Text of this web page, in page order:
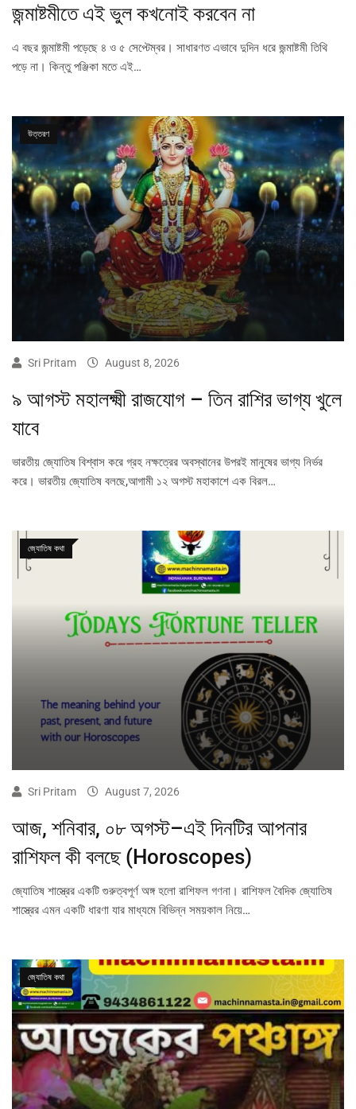
জন্মাষ্টমীতে এই ভুল কখনোই করবেন না
এ বছর জন্মাষ্টমী পড়েছে ৪ ও ৫ সেপ্টেম্বর। সাধারণত এভাবে দুদিন ধরে জন্মাষ্টমী তিথি
পড়ে না। কিন্তু পঞ্জিকা মতে এই…
উত্তরণ
Sri Pritam August 8, 2026
৯ আগস্ট মহালক্ষ্মী রাজযোগ – তিন রাশির ভাগ্য খুলে
যাবে
ভারতীয় জ্যোতিষ বিশ্বাস করে গ্রহ নক্ষত্রের অবস্থানের উপরই মানুষের ভাগ্য নির্ভর
করে। ভারতীয় জ্যোতিষ বলছে,আগামী ১২ অগস্ট মহাকাশে এক বিরল…
জ্যোতিষ কথা
Sri Pritam August 7, 2026
আজ, শনিবার, ০৮ অগস্ট–এই দিনটির আপনার
রাশিফল কী বলছে (Horoscopes)
জ্যোতিষ শাস্ত্রের একটি গুরুত্বপূর্ণ অঙ্গ হলো রাশিফল গণনা। রাশিফল বৈদিক জ্যোতিষ
শাস্ত্রের এমন একটি ধারণা যার মাধ্যমে বিভিন্ন সময়কাল নিয়ে…
জ্যোতিষ কথা